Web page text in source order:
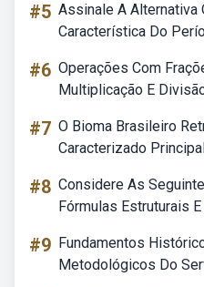
#5 Assinale A Alternativa
Característica Do
#6 Operações Com
Multiplicação E
#7 O Bioma Brasileiro
Caracterizado
#8 Considere As
Fórmulas Estruturais
#9 Fundamentos
Metodológicos Do